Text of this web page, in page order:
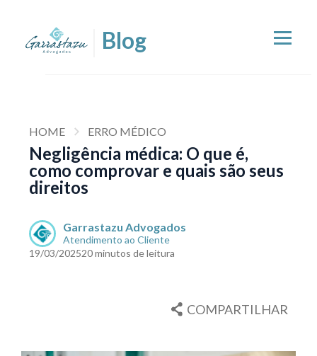
HOME ERRO MÉDICO
Negligência médica: O que é,
como comprovar e quais são seus
direitos
Garrastazu Advogados
Atendimento ao Cliente
19/03/202520 minutos de leitura
COMPARTILHAR